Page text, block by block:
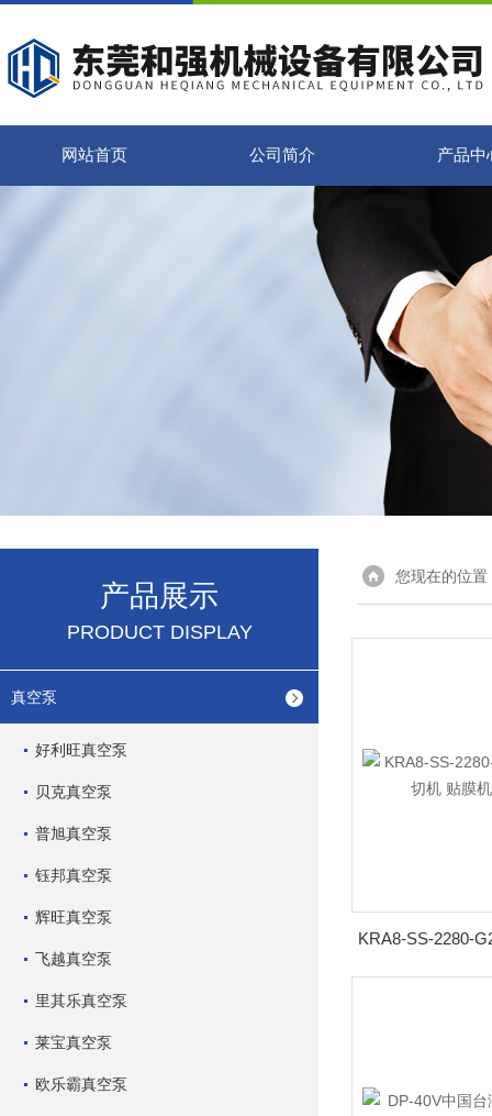
网站首页 公司简介 产品中
产品展示
PRODUCT DISPLAY
真空泵
好利旺真空泵
贝克真空泵
普旭真空泵
钰邦真空泵
辉旺真空泵
飞越真空泵
里其乐真空泵
莱宝真空泵
欧乐霸真空泵
您现在的位置